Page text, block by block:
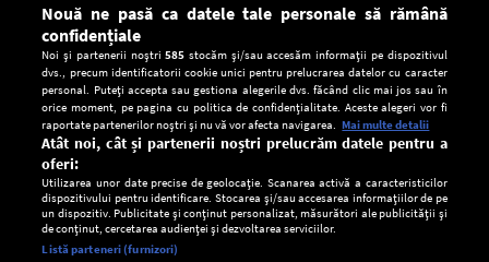
Setări:
Nouă ne pasă ca datele tale personale să rămână
confidențiale
Noi și partenerii noștri585 stocăm și/sau accesăm informații pe dispozitivul
dvs., precum identificatorii cookie unici pentru prelucrarea datelor cu caracter
personal. Puteți accepta sau gestiona alegerile dvs. făcând clic mai jos sau în
orice moment, pe pagina cu politica de confidențialitate. Aceste alegeri vor fi
raportate partenerilor noștri și nu vă vor afecta navigarea. Mai multe detalii
Atât noi, cât și partenerii noștri prelucrăm datele pentru a
oferi:
Utilizarea unor date precise de geolocație. Scanarea activă a caracteristicilor
dispozitivului pentru identificare. Stocarea și/sau accesarea informațiilor de pe
un dispozitiv. Publicitate și conținut personalizat, măsurători ale publicității și
de conținut, cercetarea audienței și dezvoltarea serviciilor.
Listă parteneri (furnizori)